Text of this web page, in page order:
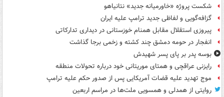
شکست پروژه «خاورمیانه جدید» نتانیاهو
گزافه‌گویی و لفاظی جدید ترامپ علیه ایران
پیروزی استقلال مقابل همنام خوزستانی در دیداری تدارکاتی
انفجار در حومه دمشق چند کشته و زخمی برجا گذاشت
بوسه‌ پدر بر پای پسر شهیدش
رایزنی عراقچی و همتای موریتانی خود درباره تحولات منطقه
موج تهدید علیه قضات آمریکایی پس از صدور حکم علیه ترامپ
روایتی از همدلی و همسویی ملت‌ها در مراسم اربعین